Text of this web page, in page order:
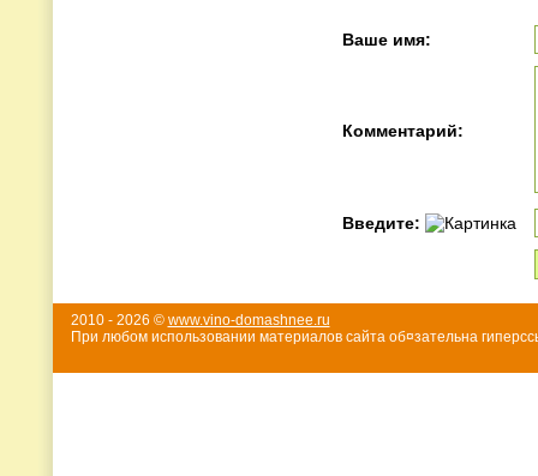
Ваше имя:
Комментарий:
Введите:
2010 - 2026 © www.vino-domashnee.ru
При любом использовании материалов сайта об¤зательна